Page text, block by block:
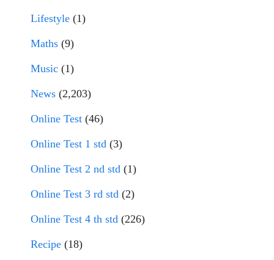
Lifestyle (1)
Maths (9)
Music (1)
News (2,203)
Online Test (46)
Online Test 1 std (3)
Online Test 2 nd std (1)
Online Test 3 rd std (2)
Online Test 4 th std (226)
Recipe (18)